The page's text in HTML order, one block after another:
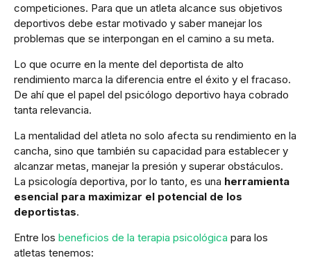
competiciones. Para que un atleta alcance sus objetivos
deportivos debe estar motivado y saber manejar los
problemas que se interpongan en el camino a su meta.
Lo que ocurre en la mente del deportista de alto
rendimiento marca la diferencia entre el éxito y el fracaso.
De ahí que el papel del psicólogo deportivo haya cobrado
tanta relevancia.
La mentalidad del atleta no solo afecta su rendimiento en la
cancha, sino que también su capacidad para establecer y
alcanzar metas, manejar la presión y superar obstáculos.
La psicología deportiva, por lo tanto, es una herramienta
esencial para maximizar el potencial de los
deportistas.
Entre los beneficios de la terapia psicológica para los
atletas tenemos: